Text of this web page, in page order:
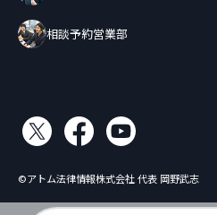
相談予約営業部
©アトム法律情報株式会社 代表 岡野武志